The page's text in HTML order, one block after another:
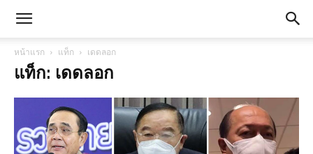
หน้าแรก แท็ก เดดลอก
แท็ก: เดดลอก